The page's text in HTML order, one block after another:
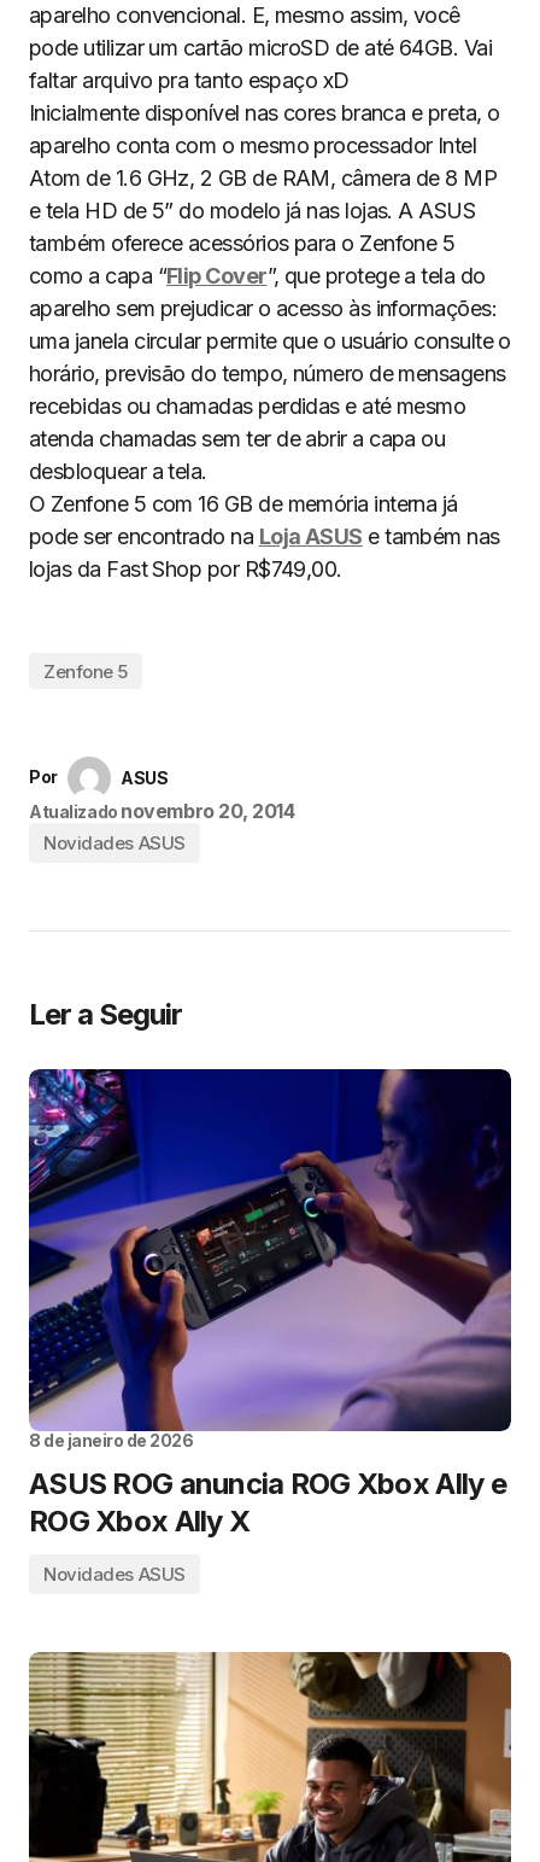
aparelho convencional. E, mesmo assim, você
pode utilizar um cartão microSD de até 64GB. Vai
faltar arquivo pra tanto espaço xD
Inicialmente disponível nas cores branca e preta, o
aparelho conta com o mesmo processador Intel
Atom de 1.6 GHz, 2 GB de RAM, câmera de 8 MP
e tela HD de 5” do modelo já nas lojas. A ASUS
também oferece acessórios para o Zenfone 5
como a capa “Flip Cover”, que protege a tela do
aparelho sem prejudicar o acesso às informações:
uma janela circular permite que o usuário consulte o
horário, previsão do tempo, número de mensagens
recebidas ou chamadas perdidas e até mesmo
atenda chamadas sem ter de abrir a capa ou
desbloquear a tela.
O Zenfone 5 com 16 GB de memória interna já
pode ser encontrado na Loja ASUS e também nas
lojas da Fast Shop por R$749,00.
Zenfone 5
Por
ASUS
Atualizado novembro 20, 2014
Novidades ASUS
Ler a Seguir
8 de janeiro de 2026
ASUS ROG anuncia ROG Xbox Ally e
ROG Xbox Ally X
Novidades ASUS